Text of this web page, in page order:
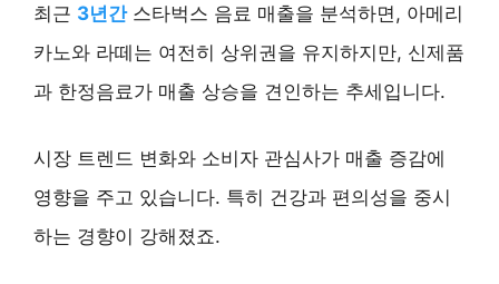
최근 3년간스타벅스 음료 매출을 분석하면, 아메리
카노와 라떼는 여전히 상위권을 유지하지만, 신제품
과 한정음료가 매출 상승을 견인하는 추세입니다.
시장 트렌드 변화와 소비자 관심사가 매출 증감에
영향을 주고 있습니다. 특히 건강과 편의성을 중시
하는 경향이 강해졌죠.